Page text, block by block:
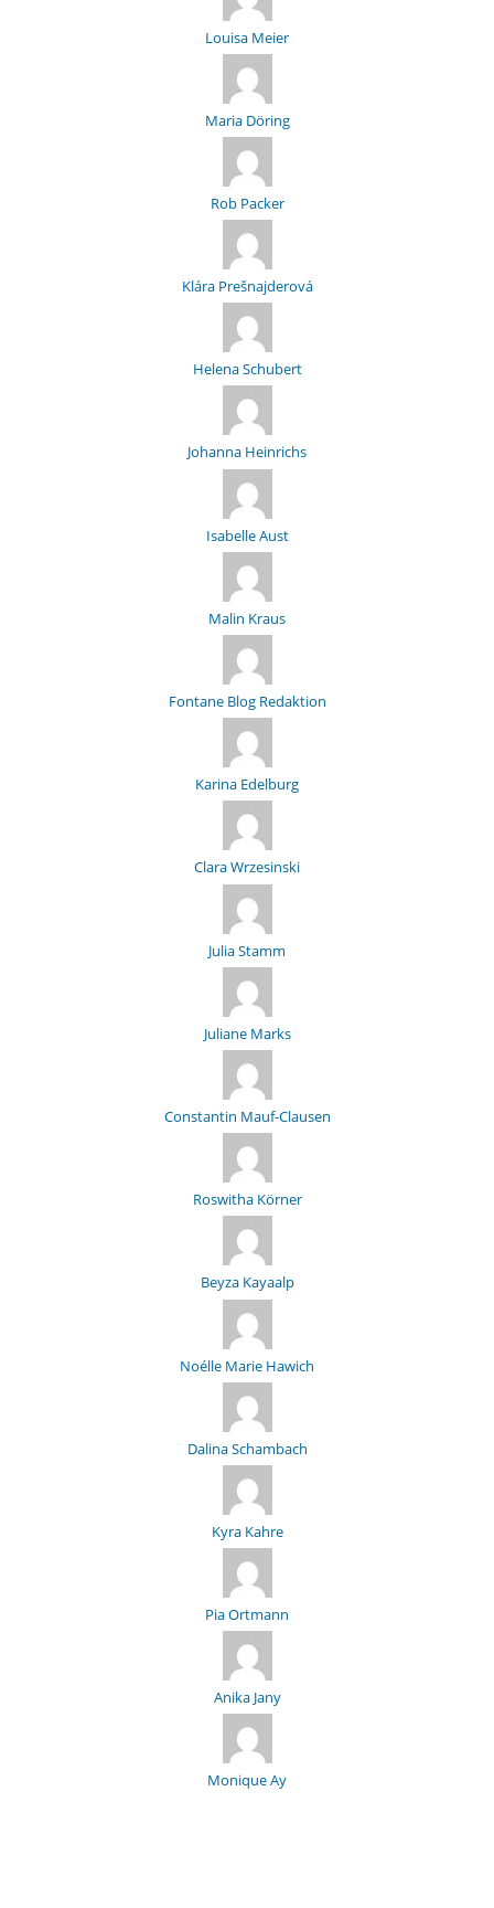
Louisa Meier
Maria Döring
Rob Packer
Klára Prešnajderová
Helena Schubert
Johanna Heinrichs
Isabelle Aust
Malin Kraus
Fontane Blog Redaktion
Karina Edelburg
Clara Wrzesinski
Julia Stamm
Juliane Marks
Constantin Mauf-Clausen
Roswitha Körner
Beyza Kayaalp
Noélle Marie Hawich
Dalina Schambach
Kyra Kahre
Pia Ortmann
Anika Jany
Monique Ay